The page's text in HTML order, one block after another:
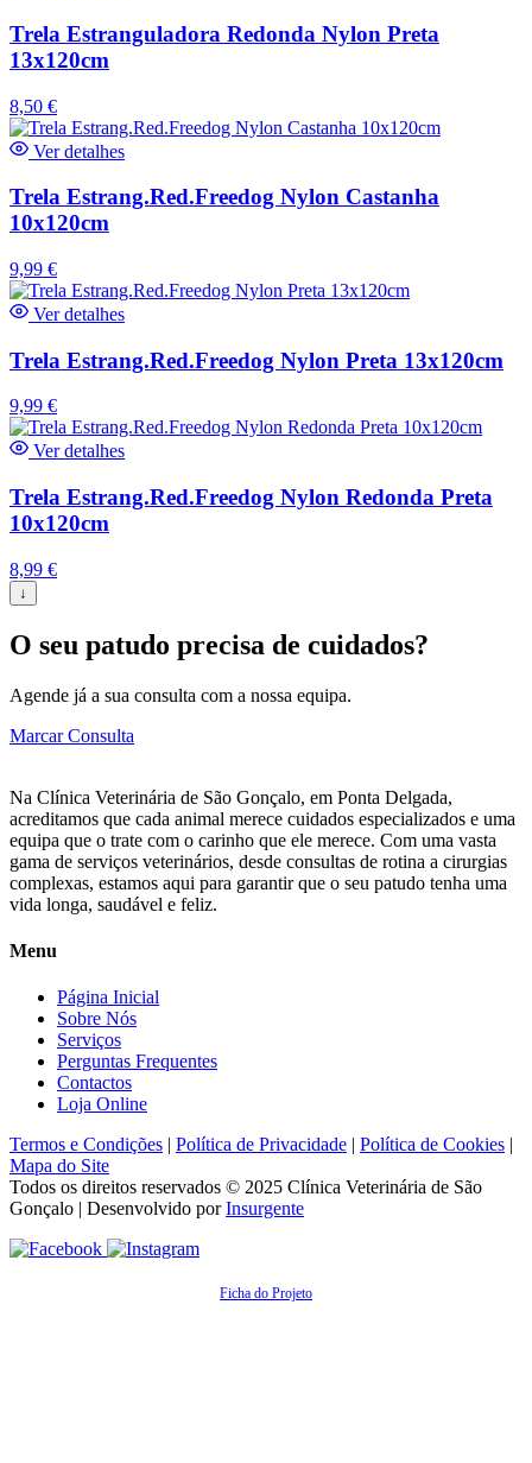
Trela Estranguladora Redonda Nylon Preta
13x120cm
8,50 €
Ver detalhes
Trela Estrang.Red.Freedog Nylon Castanha
10x120cm
9,99 €
Ver detalhes
Trela Estrang.Red.Freedog Nylon Preta 13x120cm
9,99 €
Ver detalhes
Trela Estrang.Red.Freedog Nylon Redonda Preta
10x120cm
8,99 €
↓
O seu patudo precisa de cuidados?
Agende já a sua consulta com a nossa equipa.
Marcar Consulta
Na Clínica Veterinária de São Gonçalo, em Ponta Delgada,
acreditamos que cada animal merece cuidados especializados e uma
equipa que o trate com o carinho que ele merece. Com uma vasta
gama de serviços veterinários, desde consultas de rotina a cirurgias
complexas, estamos aqui para garantir que o seu patudo tenha uma
vida longa, saudável e feliz.
Menu
Página Inicial
Sobre Nós
Serviços
Perguntas Frequentes
Contactos
Loja Online
Termos e Condições | Política de Privacidade | Política de Cookies |
Mapa do Site
Todos os direitos reservados © 2025 Clínica Veterinária de São
Gonçalo | Desenvolvido porInsurgente
Ficha do Projeto